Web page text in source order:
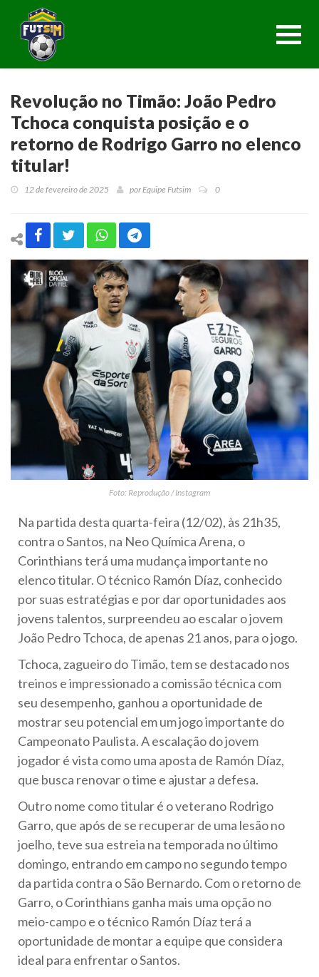
Revolução no Timão: João Pedro
Tchoca conquista posição e o
retorno de Rodrigo Garro no elenco
titular!
12 de fevereiro de 2025 por Equipe Futsim 0
Foto: Reprodução / Instagram
Na partida desta quarta-feira (12/02), às 21h35,
contra o Santos, na Neo Química Arena, o
Corinthians terá uma mudança importante no
elenco titular. O técnico Ramón Díaz, conhecido
por suas estratégias e por dar oportunidades aos
jovens talentos, surpreendeu ao escalar o jovem
João Pedro Tchoca, de apenas 21 anos, para o jogo.
Tchoca, zagueiro do Timão, tem se destacado nos
treinos e impressionado a comissão técnica com
seu desempenho, ganhou a oportunidade de
mostrar seu potencial em um jogo importante do
Campeonato Paulista. A escalação do jovem
jogador é vista como uma aposta de Ramón Díaz,
que busca renovar o time e ajustar a defesa.
Outro nome como titular é o veterano Rodrigo
Garro, que após de se recuperar de uma lesão no
joelho, teve sua estreia na temporada no último
domingo, entrando em campo no segundo tempo
da partida contra o São Bernardo. Com o retorno de
Garro, o Corinthians ganha mais uma opção no
meio-campo e o técnico Ramón Díaz terá a
oportunidade de montar a equipe que considera
ideal para enfrentar o Santos.